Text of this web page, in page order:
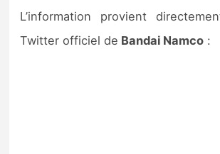
L’information provient
Twitter officiel de Bandai Namco :